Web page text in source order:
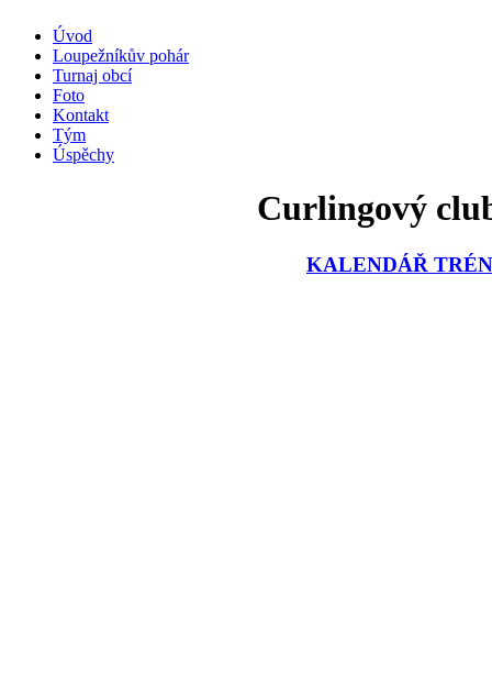
Úvod
Loupežníkův pohár
Turnaj obcí
Foto
Kontakt
Tým
Úspěchy
Curlingový
KALENDÁŘ